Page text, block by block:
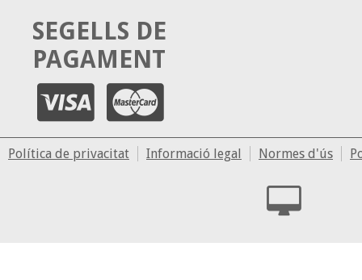
SEGELLS DE
PAGAMENT
Política de privacitat Informació legal Normes d'ús